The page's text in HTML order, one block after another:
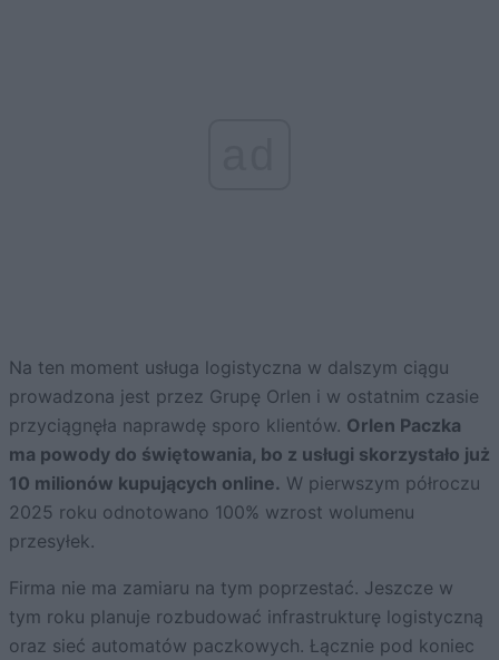
Na ten moment usługa logistyczna w dalszym ciągu
prowadzona jest przez Grupę Orlen i w ostatnim czasie
przyciągnęła naprawdę sporo klientów. Orlen Paczka
ma powody do świętowania, bo z usługi skorzystało już
10 milionów kupujących online. W pierwszym półroczu
2025 roku odnotowano 100% wzrost wolumenu
przesyłek.
Firma nie ma zamiaru na tym poprzestać. Jeszcze w
tym roku planuje rozbudować infrastrukturę logistyczną
oraz sieć automatów paczkowych. Łącznie pod koniec